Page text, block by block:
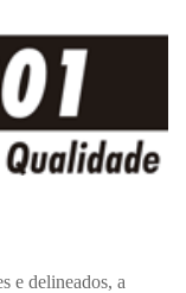
e delineados, a